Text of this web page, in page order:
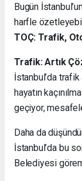
Bugün
harfle
TOÇ: Trafik,
Trafik: Artık
İstanbul’da trafik
hayatın
geçiyor,
Daha da
İstanbul’da bu
Belediyesi